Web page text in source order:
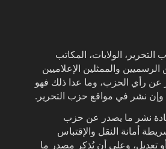
الولايات، المكاتب
الرسميين والممثلين الإعلاميين
عن رأي الحزب، وما عدا ذلك فهو
وإن نشر في مواقع حزب التحرير.
نشر ما يصدر عن حزب
أمانة النقل والإقتباس
تعديل، وعلى أن يُذكر مصدر ما